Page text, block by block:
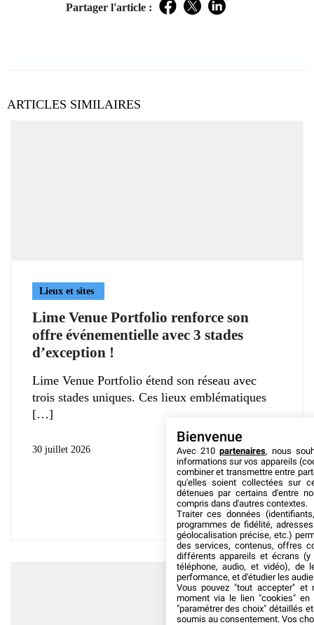
Partager l'article : Facebook
TwitterLinkedIn
ARTICLES SIMILAIRES
Lieux et sites
Lime Venue Portfolio renforce son
offre événementielle avec 3 stades
d’exception !
Lime Venue Portfolio étend son réseau avec
trois stades uniques. Ces lieux emblématiques
30 juillet 2026
Bienvenue
Avec 210 partenaires, nous
informations sur vos appareils
combiner et transmettre entre
qu'elles soient collectées sur
détenues par certains d'entre
compris dans d'autres contextes.
Traiter ces données
programmes de fidélité,
géolocalisation précise, etc.)
des services, contenus, offres
différents appareils et écrans (y
téléphone, audio, et vidéo), de
performance, et d'étudier les
Vous pouvez "tout accepter" et
moment via le lien "cookies" en
"paramétrer des choix" détaillés
soumis au consentement. Vos